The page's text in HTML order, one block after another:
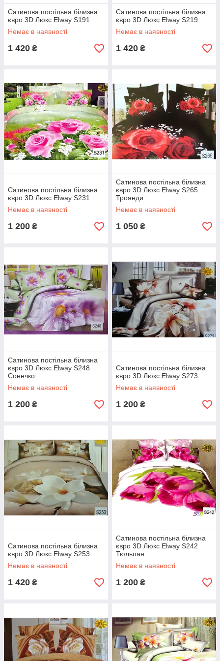
Сатинова постільна білизна
євро 3D Люкс Elway S191
Немає в наявності
1 420 ₴
Сатинова постільна білизна
євро 3D Люкс Elway S219
Немає в наявності
1 420 ₴
Сатинова постільна білизна
євро 3D Люкс Elway S231
Немає в наявності
1 200 ₴
Сатинова постільна білизна
євро 3D Люкс Elway S265
Троянди
Немає в наявності
1 050 ₴
Сатинова постільна білизна
євро 3D Люкс Elway S248
Сонечко
Немає в наявності
1 200 ₴
Сатинова постільна білизна
євро 3D Люкс Elway S273
Немає в наявності
1 200 ₴
Сатинова постільна білизна
євро 3D Люкс Elway S253
Немає в наявності
1 420 ₴
Сатинова постільна білизна
євро 3D Люкс Elway S242
Тюльпан
Немає в наявності
1 200 ₴